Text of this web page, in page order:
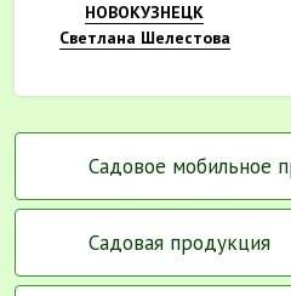
НОВОКУЗНЕЦК
Светлана Шелестова
Садовое мобильное
Садовая продукция